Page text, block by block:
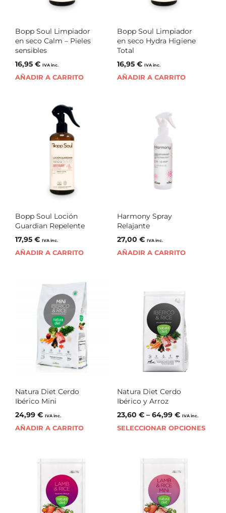
Bopp Soul Limpiador
en seco Calm – Pieles
sensibles
16,95 € IVA inc.
AÑADIR A CARRITO
Bopp Soul Limpiador
en seco Hydra Higiene
Total
16,95 € IVA inc.
AÑADIR A CARRITO
Bopp Soul Loción
Guardian Repelente
17,95 € IVA inc.
AÑADIR A CARRITO
Harmony Spray
Relajante
27,00 € IVA inc.
AÑADIR A CARRITO
Natura Diet Cerdo
Ibérico Mini
24,99 € IVA inc.
AÑADIR A CARRITO
Natura Diet Cerdo
Ibérico y Arroz
23,60 €– 64,99 € IVA inc.
SELECCIONAR OPCIONES